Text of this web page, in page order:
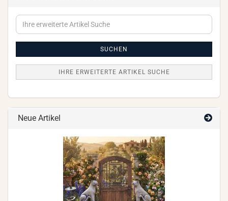
Ihre
erweiterte
SUCHEN
IHRE ERWEITERTE ARTIKEL SUCHE
Neue Artikel